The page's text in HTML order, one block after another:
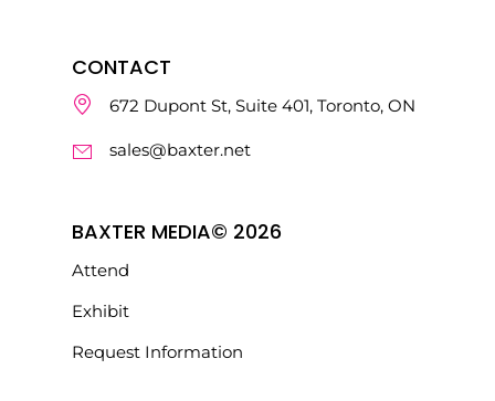
CONTACT
672 Dupont St, Suite 401, Toronto, ON
sales@baxter.net
BAXTER MEDIA© 2026
Attend
Exhibit
Request Information